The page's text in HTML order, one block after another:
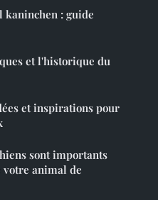
kaninchen : guide
et l'historique du
et inspirations pour
sont importants
animal de